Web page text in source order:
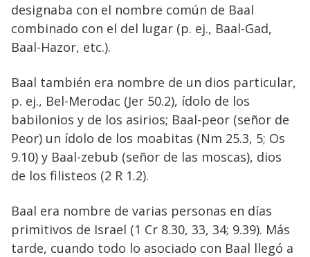
designaba con el nombre común de Baal
combinado con el del lugar (p. ej., Baal-Gad,
Baal-Hazor, etc.).
Baal también era nombre de un dios particular,
p. ej., Bel-Merodac (Jer 50.2), ídolo de los
babilonios y de los asirios; Baal-peor (señor de
Peor) un ídolo de los moabitas (Nm 25.3, 5; Os
9.10) y Baal-zebub (señor de las moscas), dios
de los filisteos (2 R 1.2).
Baal era nombre de varias personas en días
primitivos de Israel (1 Cr 8.30, 33, 34; 9.39). Más
tarde, cuando todo lo asociado con Baal llegó a